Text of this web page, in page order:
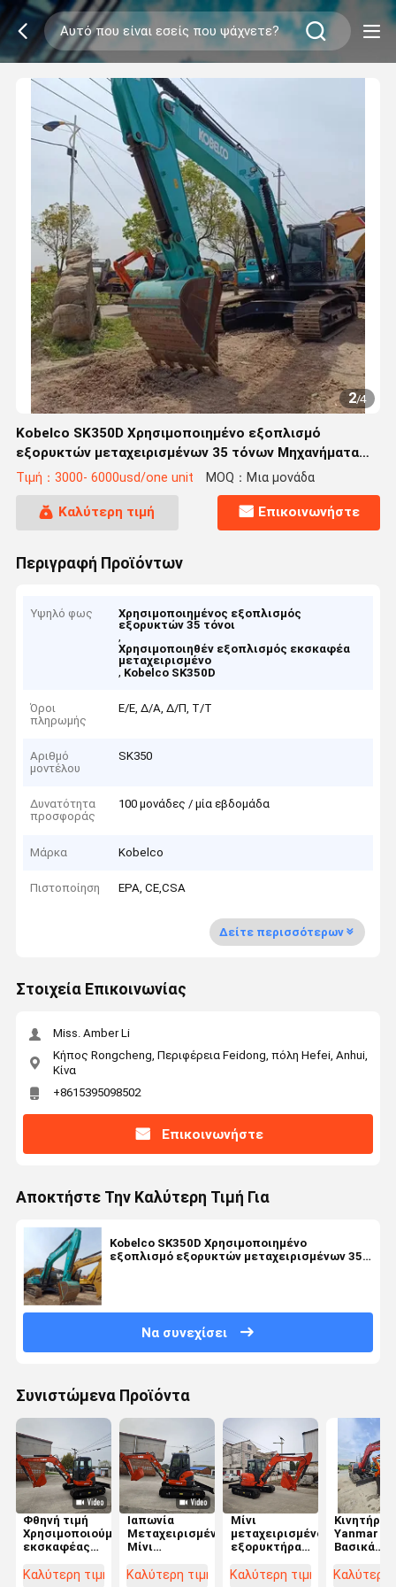
2/4
Kobelco SK350D Χρησιμοποιημένο εξοπλισμό
εξορυκτών μεταχειρισμένων 35 τόνων Μηχανήματα
κατασκευής
Τιμή：3000- 6000usd/one unit MOQ：Μια μονάδα
Καλύτερη τιμή Επικοινωνήστε
Περιγραφή Προϊόντων
Υψηλό φως
Χρησιμοποιημένος εξοπλισμός
εξορυκτών 35 τόνοι
,
Χρησιμοποιηθέν εξοπλισμός εκσκαφέα
μεταχειρισμένο
, Kobelco SK350D
Όροι
πληρωμής
Ε/Ε, Δ/Α, Δ/Π, Τ/Τ
Αριθμό
μοντέλου
SK350
Δυνατότητα
προσφοράς
100 μονάδες / μία εβδομάδα
Μάρκα Kobelco
Πιστοποίηση EPA, CE,CSA
Δείτε περισσότερων
Στοιχεία Επικοινωνίας
Miss. Amber Li
Κήπος Rongcheng, Περιφέρεια Feidong, πόλη Hefei, Anhui,
Κίνα
+8615395098502
Επικοινωνήστε
Αποκτήστε Την Καλύτερη Τιμή Για
Kobelco SK350D Χρησιμοποιημένο
εξοπλισμό εξορυκτών μεταχειρισμένων 35
Να συνεχίσει
Συνιστώμενα Προϊόντα
Φθηνή τιμή
Χρησιμοποιούμενη
εκσκαφέας
Μικρός
Καλύτερη τιμή
Ιαπωνία
Μεταχειρισμένο
Μίνι
5,5 Τόνων
Καλύτερη τιμή
Μίνι
μεταχειρισμένο
εξορυκτήρα
Kubota 5,5
Καλύτερη τιμή
Κινητήρας
Yanmar -
Βασικά
Καλύτερη